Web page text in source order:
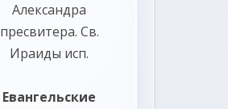
Александра
пресвитера. Св.
Ираиды исп.
Евангельские